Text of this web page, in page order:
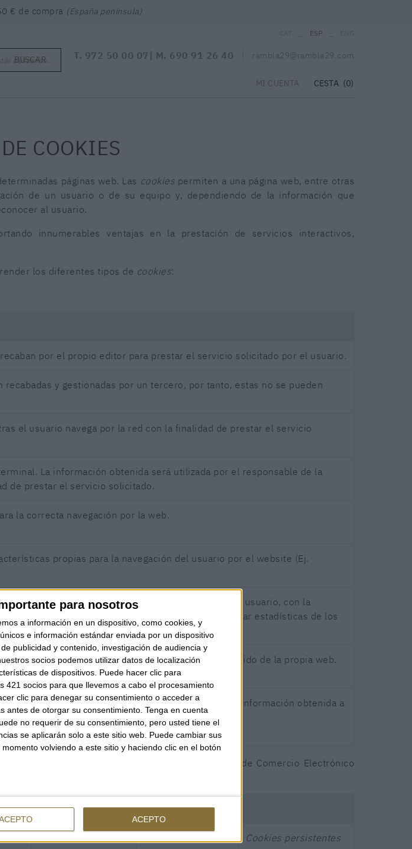
para nosotros
a información en un dispositivo, como cookies, y
e información estándar enviada por un dispositivo
publicidad y contenido, investigación de audiencia y
socios podemos utilizar datos de localización
de dispositivos. Puede hacer clic para
socios para que llevemos a cabo el procesamiento
clic para denegar su consentimiento o acceder a
antes de otorgar su consentimiento. Tenga en cuenta
no requerir de su consentimiento, pero usted tiene el
se aplicarán solo a este sitio web. Puede cambiar sus
volviendo a este sitio y haciendo clic en el botón
ACEPTO
€ de compra (España península)
buscando...
BUSCAR
ESP
T. 972 50 00 07 | M. 690 91 26 40 rambla29@rambla29.com
MI CUENTA CESTA (0)
COOKIES
páginas web. Las cookies permiten a una página web, entre otras
de un usuario o de su equipo y, dependiendo de la información que
al usuario.
innumerables ventajas en la prestación de servicios interactivos,
los diferentes tipos de cookies:
por el propio editor para prestar el servicio solicitado por el usuario.
recabadas y gestionadas por un tercero, por tanto, estas no se pueden
el usuario navega por la red con la finalidad de prestar el servicio
La información obtenida será utilizada por el responsable de la
de prestar el servicio solicitado.
la correcta navegación por la web.
propias para la navegación del usuario por el website (Ej.
el análisis vinculado a la navegación realizada por el usuario, con la
seguimiento de uso de la página web, así como realizar estadísticas de los
número de visitantes, etc.
en la web espacios publicitarios, según el contenido de la propia web.
en la página web espacios publicitarios según la información obtenida a
navegación del usuario.
de Servicios de la Sociedad de la Información y de Comercio Electrónico
Cookies persistentes